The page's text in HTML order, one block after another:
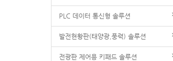
PLC 데이터 통신형 솔루션
발전현황판(태양광,풍력) 솔루션
전광판 제어용 키패드 솔루션